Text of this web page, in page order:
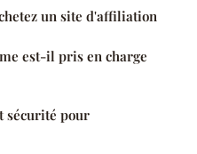
un site d'affiliation
est-il pris en charge
sécurité pour